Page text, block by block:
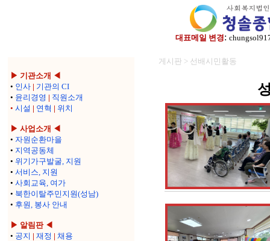
대표메일 변경:
▶ 기관소개 ◀
• 인사 | 기관의 CI
• 윤리경영 | 직원소개
• 시설 | 연혁 | 위치
▶ 사업소개 ◀
• 자원순환마을
• 지역공동체
• 위기가구발굴, 지원
• 서비스, 지원
• 사회교육, 여가
• 북한이탈주민지원(성남)
• 후원, 봉사 안내
▶ 알림판 ◀
• 공지 | 재정 | 채용
게시판 > 선배시민활동